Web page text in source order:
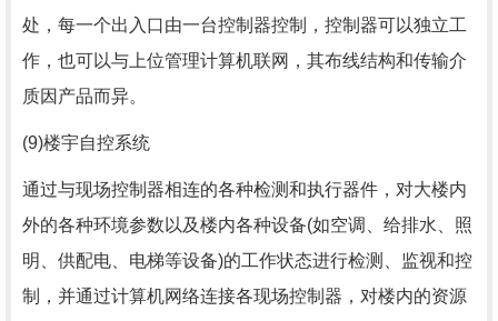
处，每一个出入口由一台控制器控制，控制器可以独立工
作，也可以与上位管理计算机联网，其布线结构和传输介
质因产品而异。
(9)楼宇自控系统
通过与现场控制器相连的各种检测和执行器件，对大楼内
外的各种环境参数以及楼内各种设备(如空调、给排水、照
明、供配电、电梯等设备)的工作状态进行检测、监视和控
制，并通过计算机网络连接各现场控制器，对楼内的资源